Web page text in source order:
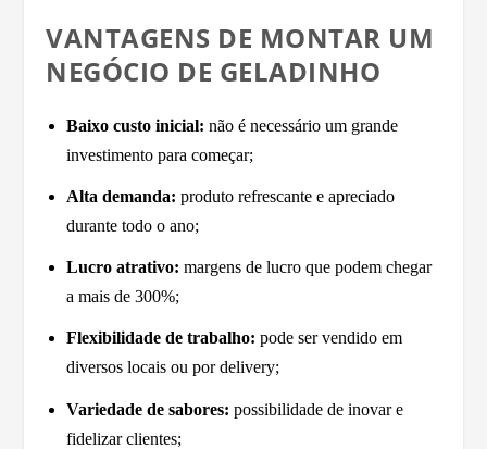
VANTAGENS DE MONTAR UM
NEGÓCIO DE GELADINHO
Baixo custo inicial: não é necessário um grande
investimento para começar;
Alta demanda: produto refrescante e apreciado
durante todo o ano;
Lucro atrativo: margens de lucro que podem chegar
a mais de 300%;
Flexibilidade de trabalho: pode ser vendido em
diversos locais ou por delivery;
Variedade de sabores: possibilidade de inovar e
fidelizar clientes;